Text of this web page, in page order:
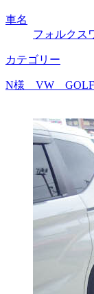
車名
フォルクス
カテゴリー
N様 VW GOLF